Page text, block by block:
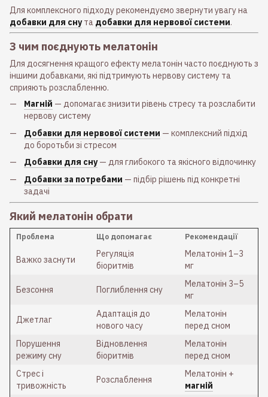
Для комплексного підходу рекомендуємо звернути увагу на
добавки для снута добавки для нервової системи.
З чим поєднують мелатонін
Для досягнення кращого ефекту мелатонін часто поєднують з
іншими добавками, які підтримують нервову систему та
сприяють розслабленню.
Магній — допомагає знизити рівень стресу та розслабити
нервову систему
Добавки для нервової системи — комплексний підхід
до боротьби зі стресом
Добавки для сну— для глибокого та якісного відпочинку
Добавки за потребами — підбір рішень під конкретні
задачі
Який мелатонін обрати
Проблема Що допомагає Рекомендації
Важко заснути
Регуляція
біоритмів
Мелатонін 1–3
мг
Безсоння Поглиблення сну
Мелатонін 3–5
мг
Джетлаг
Адаптація до
нового часу
Мелатонін
перед сном
Порушення
режиму сну
Відновлення
біоритмів
Мелатонін
перед сном
Стрес і
тривожність
Розслаблення
Мелатонін +
магній